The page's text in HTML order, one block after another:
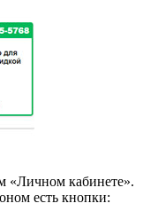
«Личном кабинете».
есть кнопки: